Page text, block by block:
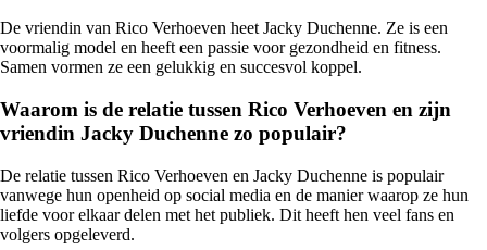
De vriendin van Rico Verhoeven heet Jacky Duchenne. Ze is een
voormalig model en heeft een passie voor gezondheid en fitness.
Samen vormen ze een gelukkig en succesvol koppel.
Waarom is de relatie tussen Rico Verhoeven en zijn
vriendin Jacky Duchenne zo populair?
De relatie tussen Rico Verhoeven en Jacky Duchenne is populair
vanwege hun openheid op social media en de manier waarop ze hun
liefde voor elkaar delen met het publiek. Dit heeft hen veel fans en
volgers opgeleverd.